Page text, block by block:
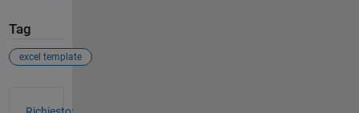
Tag
excel template